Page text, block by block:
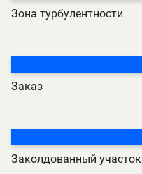
Зона турбулентности
Заказ
Заколдованный участок